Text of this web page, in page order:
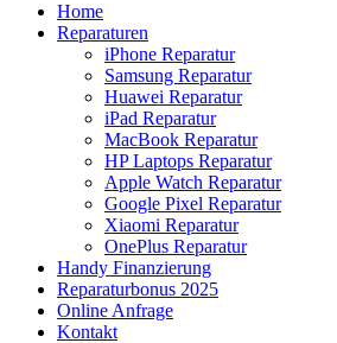
Home
Reparaturen
iPhone Reparatur
Samsung Reparatur
Huawei Reparatur
iPad Reparatur
MacBook Reparatur
HP Laptops Reparatur
Apple Watch Reparatur
Google Pixel Reparatur
Xiaomi Reparatur
OnePlus Reparatur
Handy Finanzierung
Reparaturbonus 2025
Online Anfrage
Kontakt